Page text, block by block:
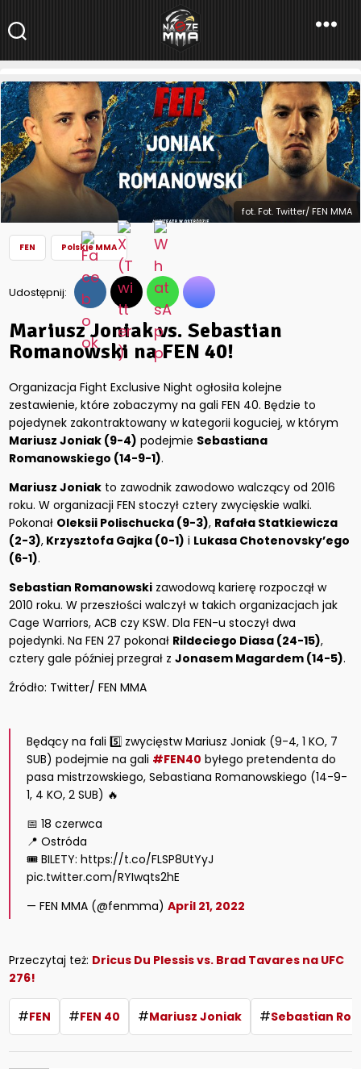
NaszeMMA
NaszeMMA.pl»Aktualności»Polskie MMA»FEN»Mariusz Joniak vs.
Sebastian Romanowski na FEN 40!
fot. Fot. Twitter/ FEN MMA
FEN Polskie MMA
Udostępnij:
Mariusz Joniak vs. Sebastian
Romanowski na FEN 40!
Organizacja Fight Exclusive Night ogłosiła kolejne
zestawienie, które zobaczymy na gali FEN 40. Będzie to
pojedynek zakontraktowany w kategorii koguciej, w którym
Mariusz Joniak (9-4) podejmie Sebastiana
Romanowskiego (14-9-1).
Mariusz Joniak to zawodnik zawodowo walczący od 2016
roku. W organizacji FEN stoczył cztery zwycięskie walki.
Pokonał Oleksii Polischucka (9-3), Rafała Statkiewicza
(2-3), Krzysztofa Gajka (0-1) i Lukasa Chotenovsky’ego
(6-1).
Sebastian Romanowski zawodową karierę rozpoczął w
2010 roku. W przeszłości walczył w takich organizacjach jak
Cage Warriors, ACB czy KSW. Dla FEN-u stoczył dwa
pojedynki. Na FEN 27 pokonał Rildeciego Diasa (24-15),
cztery gale później przegrał zJonasem Magardem (14-5).
Źródło: Twitter/ FEN MMA
Będący na fali 5️⃣ zwycięstw Mariusz Joniak (9-4, 1 KO, 7
SUB) podejmie na gali #FEN40 byłego pretendenta do
pasa mistrzowskiego, Sebastiana Romanowskiego (14-9-
1, 4 KO, 2 SUB) 🔥
📅 18 czerwca
📍 Ostróda
🎟️ BILETY: https://t.co/FLSP8UtYyJ
pic.twitter.com/RYIwqts2hE
— FEN MMA (@fenmma)April 21, 2022
Przeczytaj też: Dricus Du Plessis vs. Brad Tavares na UFC
276!
#FEN #FEN 40 #Mariusz Joniak #Sebastian